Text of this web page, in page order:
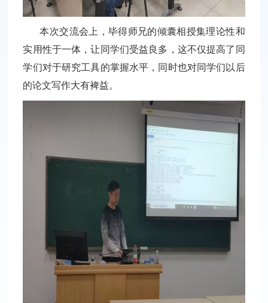
本次交流会上，毕得师兄的倾囊相授集理论性和
实用性于一体，让同学们受益良多，这不仅提高了同
学们对于研究工具的掌握水平，同时也对同学们以后
的论文写作大有裨益。